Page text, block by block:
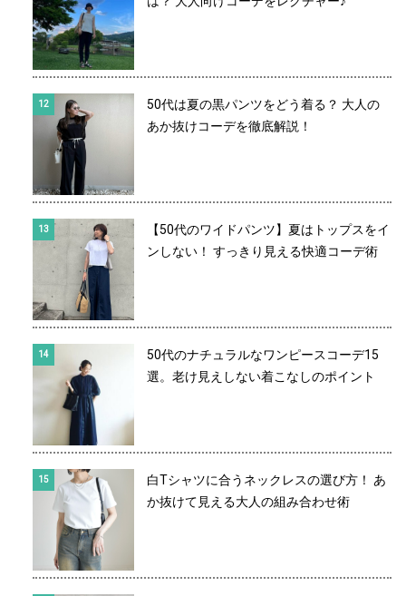
50代は夏の黒パンツをどう着る？ 大人の
あか抜けコーデを徹底解説！
【50代のワイドパンツ】夏はトップスをイ
ンしない！ すっきり見える快適コーデ術
50代のナチュラルなワンピースコーデ15
選。老け見えしない着こなしのポイント
白Tシャツに合うネックレスの選び方！ あ
か抜けて見える大人の組み合わせ術